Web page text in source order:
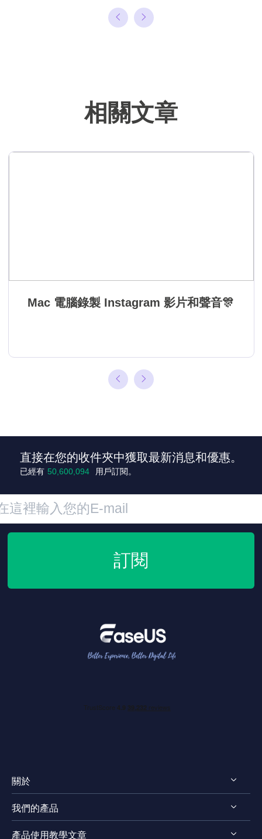
理或備份還原相
相關文章
Mac 電腦錄製 Instagram 影片和聲音🎊
直接在您的收件夾中獲取最新消息和優惠。
已經有 50,600,095 用戶訂閱。
訂閱
關於
認識EaseUS
評測 & 獎項
我們的產品
產品使用教學文章